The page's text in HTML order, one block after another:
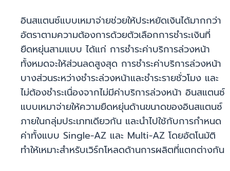
อินสแตนซ์แบบเหมาจ่ายช่วยให้ประหยัดเงินได้มากกว่า
อัตราตามความต้องการด้วยตัวเลือกการชำระเงินที่
ยืดหยุ่นสามแบบ ได้แก่ การชำระค่าบริการล่วงหน้า
ทั้งหมดจะให้ส่วนลดสูงสุด การชำระค่าบริการล่วงหน้า
บางส่วนระหว่างชำระล่วงหน้าและชำระรายชั่วโมง และ
ไม่ต้องชำระเนื่องจากไม่มีค่าบริการล่วงหน้า อินสแตนซ์
แบบเหมาจ่ายให้ความยืดหยุ่นด้านขนาดของอินสแตนซ์
ภายในกลุ่มประเภทเดียวกัน และนำไปใช้กับการกำหนด
ค่าทั้งแบบ Single-AZ และ Multi-AZ โดยอัตโนมัติ
ทำให้เหมาะสำหรับเวิร์กโหลดด้านการผลิตที่แตกต่างกัน